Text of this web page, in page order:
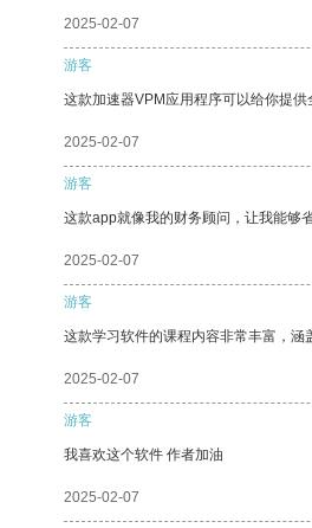
2025-02-07
游客
这款加速器VPM应用程序可以给你提供
2025-02-07
游客
这款app就像我的财务顾问，让我能够
2025-02-07
游客
这款学习软件的课程内容非常丰富，涵
2025-02-07
游客
我喜欢这个软件 作者加油
2025-02-07